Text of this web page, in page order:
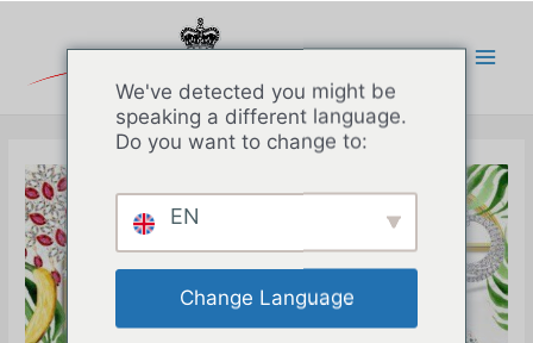
We've detected you might be
speaking a different language.
Do you want to change to:
EN
Change Language